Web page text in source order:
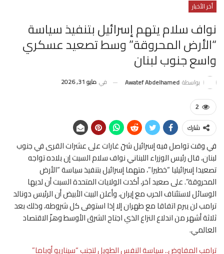
أخر الأخبار
نواف سلام يتهم إسرائيل بتنفيذ سياسة
“الأرض المحروقة” وسط تصعيد عسكري
واسع جنوب لبنان
بواسطة Awatef Abdelhamed في مايو 31, 2026
2
شارك
في وقت تواصل فيه إسرائيل شنّ غارات على عشرات القرى في جنوب
لبنان، قال رئيس الوزراء اللبناني نواف سلام السبت إن بلاده تواجه
تصعيدا إسرائيليا “خطيرا”، متهما إسرائيل بتنفيذ سياسة “الأرض
المحروقة”. على صعيد آخر، أكدت الولايات المتحدة السبت أن لديها
الوسائل لاستئناف الحرب مع إيران، وأعلن البيت الأبيض أن الرئيس دونالد
ترامب لن يبرم اتفاقا مع طهران إلا إذا استوفى كل شروطه، وذلك بعد
ثلاثة أشهر من اندلاع النزاع الذي اجتاح الشرق الأوسط وهزّ الاقتصاد
العالمي.
ترامب المفاوض.. سياسة النفس الطويل لتجنب “سيناريو أوباما”